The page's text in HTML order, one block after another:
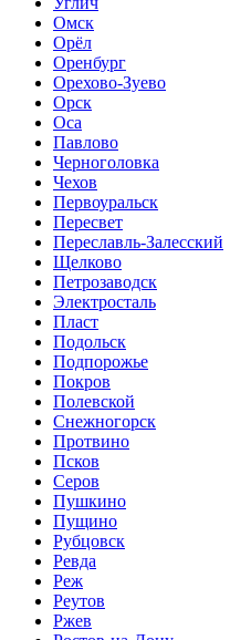
Омск
Орёл
Оренбург
Орехово-Зуево
Орск
Оса
Павлово
Черноголовка
Чехов
Первоуральск
Пересвет
Переславль-Залесский
Щелково
Петрозаводск
Электросталь
Пласт
Подольск
Подпорожье
Покров
Полевской
Снежногорск
Протвино
Псков
Серов
Пушкино
Пущино
Рубцовск
Ревда
Реж
Реутов
Ржев